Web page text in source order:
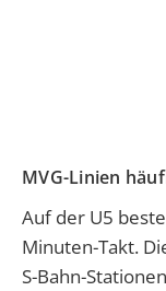
MVG-Linien
Auf der U5
Minuten-Takt.
S-Bahn-